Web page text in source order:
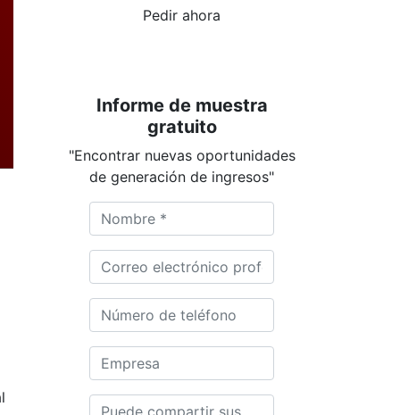
Pedir ahora
Informe de muestra
gratuito
"Encontrar nuevas oportunidades
de generación de ingresos"